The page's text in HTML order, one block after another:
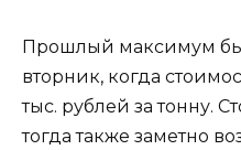
Прошлый максимум
вторник, когда
тыс. рублей за тонну.
тогда также заметно